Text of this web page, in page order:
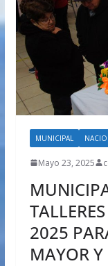
MUNICIPAL
Mayo 23, 2025
2025
MAYOR Y